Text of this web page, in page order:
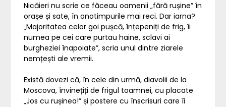
Nicăieri nu scrie ce făceau oamenii „fără rușine” în
orașe și sate, în anotimpurile mai reci. Dar iarna?
„Majoritatea celor goi pușcă, înțepeniți de frig, îi
numea pe cei care purtau haine, sclavi ai
burgheziei înapoiate”, scria unul dintre ziarele
nemțești ale vremii.
Există dovezi că, în cele din urmă, diavolii de la
Moscova, învinețiți de frigul toamnei, cu placate
„Jos cu rușinea!” și postere cu înscrisuri care îi